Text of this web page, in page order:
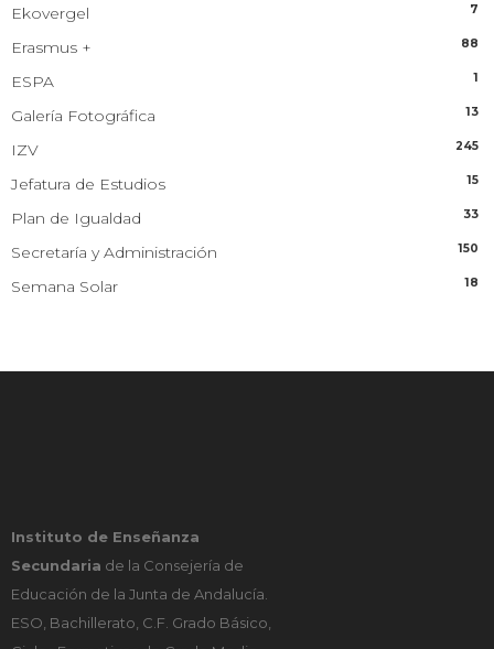
Ekovergel 7
Erasmus + 88
ESPA 1
Galería Fotográfica 13
IZV 245
Jefatura de Estudios 15
Plan de Igualdad 33
Secretaría y Administración 150
Semana Solar 18
Instituto de Enseñanza
Secundaria de la Consejería de
Educación de la Junta de Andalucía.
ESO, Bachillerato, C.F. Grado Básico,